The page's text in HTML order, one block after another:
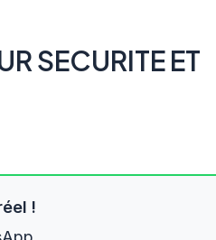
SECURITE ET
!